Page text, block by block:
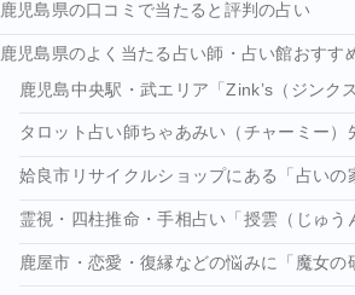
鹿児島県の口コミで当たると評判の占い
鹿児島県のよく当たる占い師・占い館おすす
鹿児島中央駅・武エリア「Zink’s（ジンク
タロット占い師ちゃあみい（チャーミー）
姶良市リサイクルショップにある「占い
霊視・四柱推命・手相占い「授雲（じゅう
鹿屋市・恋愛・復縁などの悩みに「魔女の